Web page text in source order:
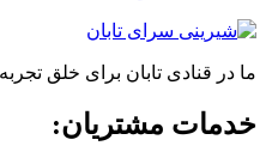
ما در قنادی تابان برای خلق
خدمات مشتریان: